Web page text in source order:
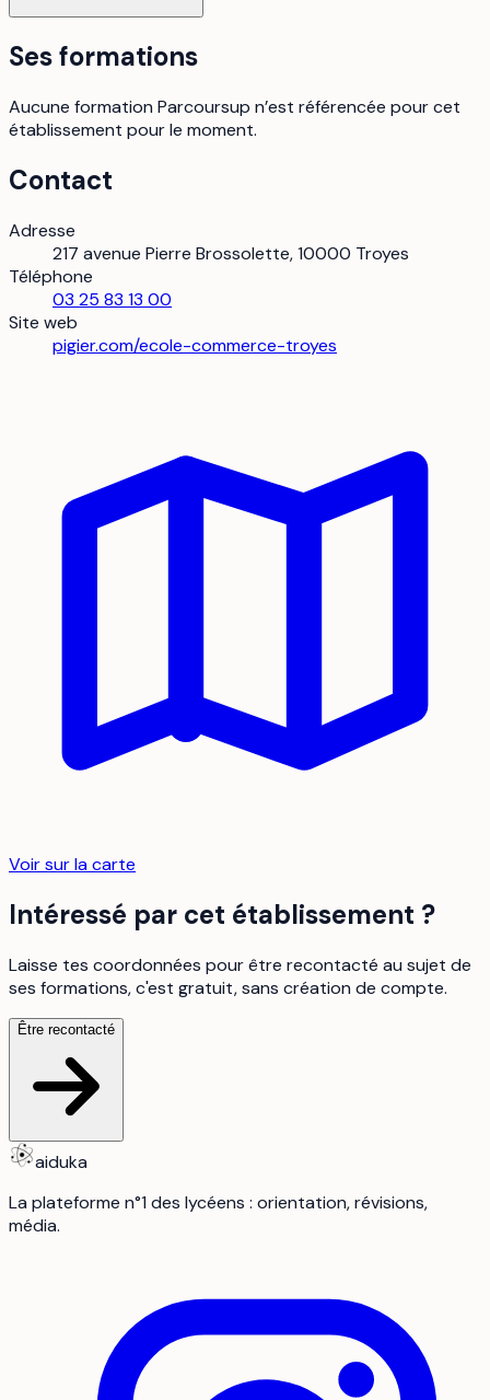
Ses formations
Aucune formation Parcoursup n’est référencée pour cet
établissement pour le moment.
Contact
Adresse
217 avenue Pierre Brossolette, 10000 Troyes
Téléphone
03 25 83 13 00
Site web
pigier.com/ecole-commerce-troyes
Voir sur la carte
Intéressé par cet établissement ?
Laisse tes coordonnées pour être recontacté au sujet de
ses formations, c'est gratuit, sans création de compte.
Être recontacté
aiduka
La plateforme n°1 des lycéens : orientation, révisions,
média.